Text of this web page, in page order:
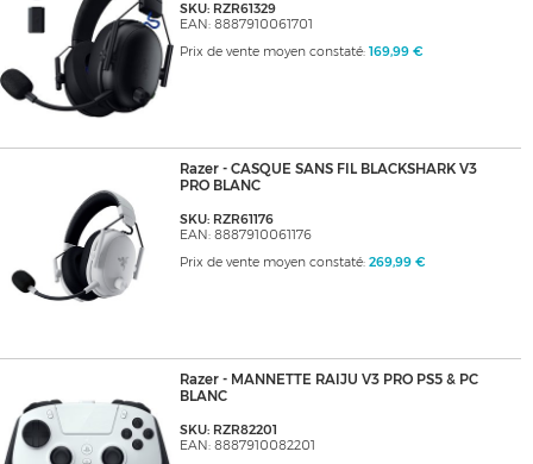
SKU: RZR61329
EAN: 8887910061701
Prix de vente moyen constaté: 169,99 €
Razer - CASQUE SANS FIL BLACKSHARK V3
PRO BLANC
SKU: RZR61176
EAN: 8887910061176
Prix de vente moyen constaté: 269,99 €
Razer - MANNETTE RAIJU V3 PRO PS5 & PC
BLANC
SKU: RZR82201
EAN: 8887910082201